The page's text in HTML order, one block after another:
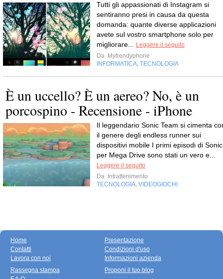
Tutti gli appassionati di Instagram si
sentiranno presi in causa da questa
domanda: quante diverse applicazioni
avete sul vostro smartphone solo per
migliorare...
Leggere il seguito
Da Mytrendyphone
INFORMATICA TECNOLOGIA
È un uccello? È un aereo? No, è un
porcospino - Recensione - iPhone
Il leggendario Sonic Team si cimenta
il genere degli endless runner sui
dispositivi mobile I primi episodi di Sonic
per Mega Drive sono stati un vero e...
Leggere il seguito
Da
Intrattenimento
TECNOLOGIA VIDEOGIOCHI
Home
Contatti
Lavora con noi
Presentazione
Condizioni d'uso
Informazioni azienda
Rassegna stampa
Proponi il tuo blog